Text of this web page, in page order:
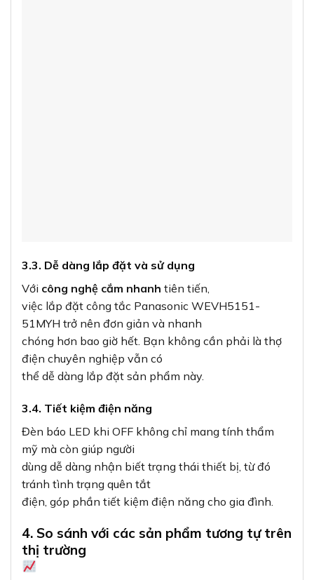
3.3. Dễ dàng lắp đặt và sử dụng
Với công nghệ cắm nhanh tiên tiến,
việc lắp đặt công tắc Panasonic WEVH5151-
51MYH trở nên đơn giản và nhanh
chóng hơn bao giờ hết. Bạn không cần phải là thợ
điện chuyên nghiệp vẫn có
thể dễ dàng lắp đặt sản phẩm này.
3.4. Tiết kiệm điện năng
Đèn báo LED khi OFF không chỉ mang tính thẩm
mỹ mà còn giúp người
dùng dễ dàng nhận biết trạng thái thiết bị, từ đó
tránh tình trạng quên tắt
điện, góp phần tiết kiệm điện năng cho gia đình.
4. So sánh với các sản phẩm tương tự trên
thị trường